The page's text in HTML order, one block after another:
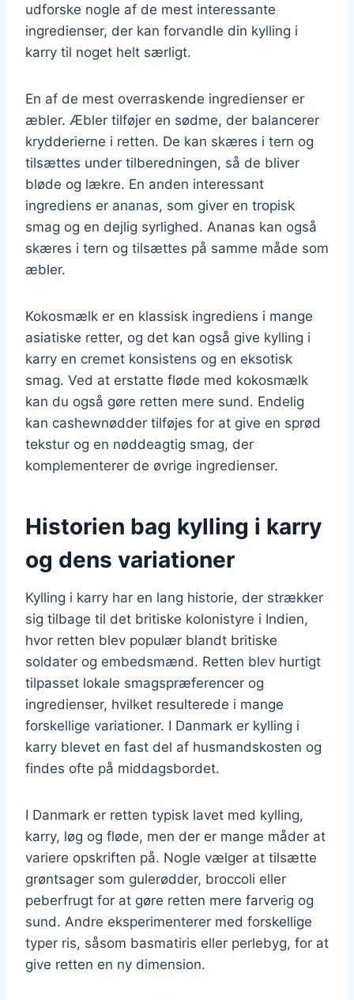
udforske nogle af de mest interessante
ingredienser, der kan forvandle din kylling i
karry til noget helt særligt.
En af de mest overraskende ingredienser er
æbler. Æbler tilføjer en sødme, der balancerer
krydderierne i retten. De kan skæres i tern og
tilsættes under tilberedningen, så de bliver
bløde og lækre. En anden interessant
ingrediens er ananas, som giver en tropisk
smag og en dejlig syrlighed. Ananas kan også
skæres i tern og tilsættes på samme måde som
æbler.
Kokosmælk er en klassisk ingrediens i mange
asiatiske retter, og det kan også give kylling i
karry en cremet konsistens og en eksotisk
smag. Ved at erstatte fløde med kokosmælk
kan du også gøre retten mere sund. Endelig
kan cashewnødder tilføjes for at give en sprød
tekstur og en nøddeagtig smag, der
komplementerer de øvrige ingredienser.
Historien bag kylling i karry
og dens variationer
Kylling i karry har en lang historie, der strækker
sig tilbage til det britiske kolonistyre i Indien,
hvor retten blev populær blandt britiske
soldater og embedsmænd. Retten blev hurtigt
tilpasset lokale smagspræferencer og
ingredienser, hvilket resulterede i mange
forskellige variationer. I Danmark er kylling i
karry blevet en fast del af husmandskosten og
findes ofte på middagsbordet.
I Danmark er retten typisk lavet med kylling,
karry, løg og fløde, men der er mange måder at
variere opskriften på. Nogle vælger at tilsætte
grøntsager som gulerødder, broccoli eller
peberfrugt for at gøre retten mere farverig og
sund. Andre eksperimenterer med forskellige
typer ris, såsom basmatiris eller perlebyg, for at
give retten en ny dimension.